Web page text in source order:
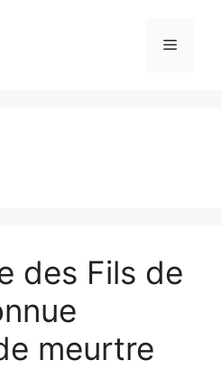
Menu
des Fils de
meurtre